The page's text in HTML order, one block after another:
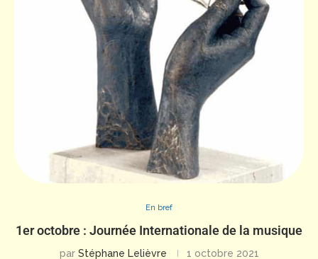
En bref
1er octobre : Journée Internationale de la musique
par Stéphane Lelièvre 1 octobre 2021